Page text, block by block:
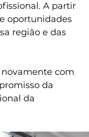
A partir
oportunidades
região e das
com
da
da